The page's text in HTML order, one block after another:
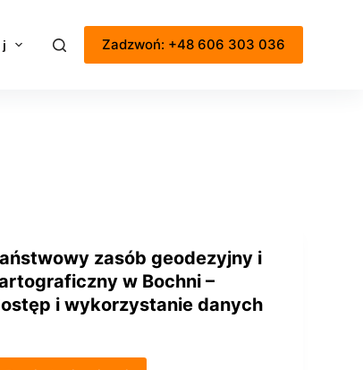
Zadzwoń: +48 606 303 036
zasób geodezyjny i
w Bochni –
i wykorzystanie danych